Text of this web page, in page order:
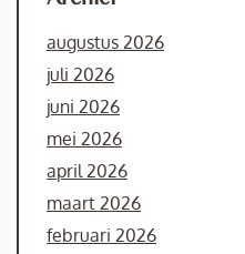
augustus 2026
juli 2026
juni 2026
mei 2026
april 2026
maart 2026
februari 2026